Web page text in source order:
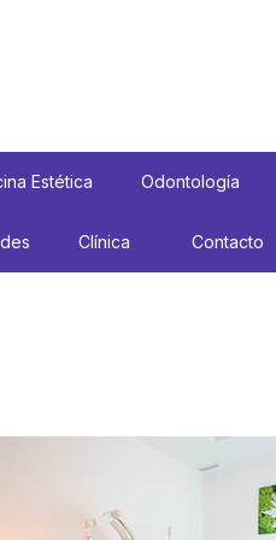
Estética Odontología
Clínica Contacto